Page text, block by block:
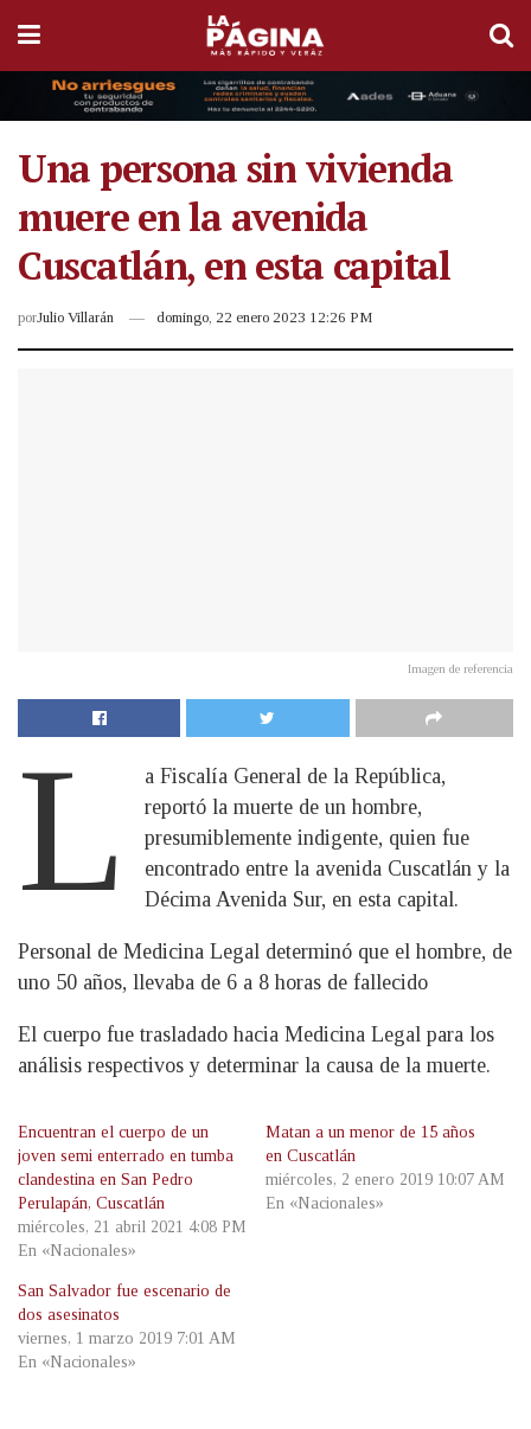
Una persona sin vivienda
muere en la avenida
Cuscatlán, en esta capital
porJulio Villarán domingo, 22 enero 2023 12:26 PM
Imagen de referencia
L
a Fiscalía General de la República,
reportó la muerte de un hombre,
presumiblemente indigente, quien fue
encontrado entre la avenida Cuscatlán y la
Décima Avenida Sur, en esta capital.
Personal de Medicina Legal determinó que el hombre, de
uno 50 años, llevaba de 6 a 8 horas de fallecido
El cuerpo fue trasladado hacia Medicina Legal para los
análisis respectivos y determinar la causa de la muerte.
Encuentran el cuerpo de un
joven semi enterrado en tumba
clandestina en San Pedro
Perulapán, Cuscatlán
miércoles, 21 abril 2021 4:08 PM
En «Nacionales»
Matan a un menor de 15 años
en Cuscatlán
miércoles, 2 enero 2019 10:07 AM
En «Nacionales»
San Salvador fue escenario de
dos asesinatos
viernes, 1 marzo 2019 7:01 AM
En «Nacionales»